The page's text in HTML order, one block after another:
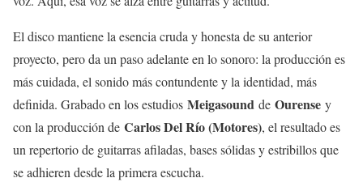
El disco mantiene la esencia cruda y honesta de su anterior
proyecto, pero da un paso adelante en lo sonoro: la producción es
más cuidada, el sonido más contundente y la identidad, más
definida. Grabado en los estudios Meigasound de Ourense y
con la producción de Carlos Del Río (Motores), el resultado es
un repertorio de guitarras afiladas, bases sólidas y estribillos que
se adhieren desde la primera escucha.